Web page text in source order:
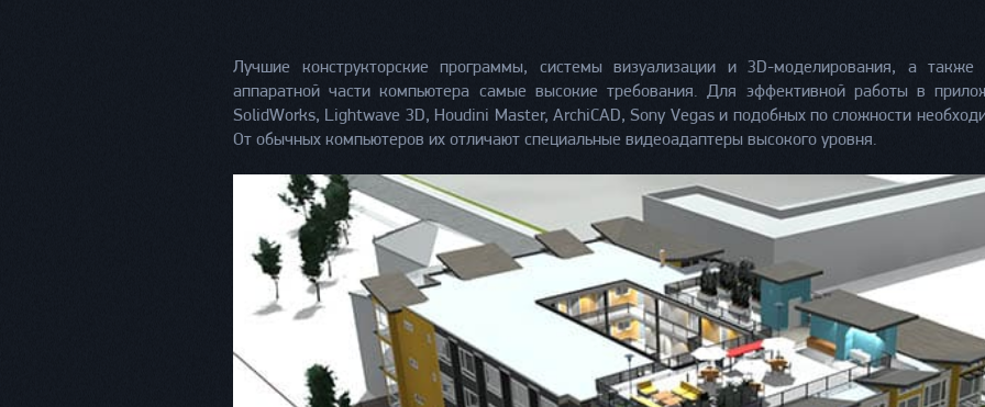
Лучшие конструкторские программы, системы визуализации и 3D-моделирования, а
аппаратной части компьютера самые высокие требования. Для эффективной работы в
SolidWorks, Lightwave 3D, Houdini Master, ArchiCAD, Sony Vegas и подобных по сложности
От обычных компьютеров их отличают специальные видеоадаптеры высокого уровня.